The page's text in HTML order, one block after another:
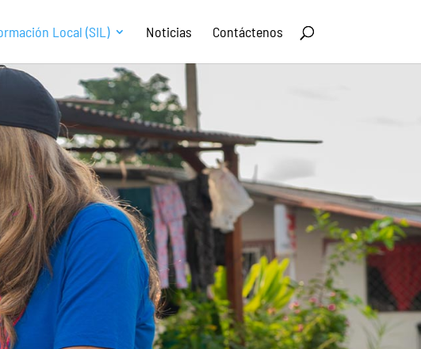
Local (SIL) Noticias Contáctenos